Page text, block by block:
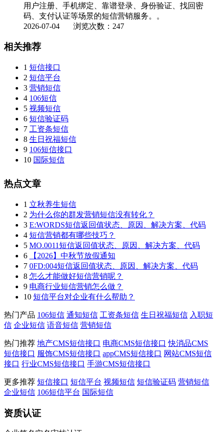
用户注册、手机绑定、靠谱登录、身份验证、找回密
码、支付认证等场景的短信营销服务。。
2026-07-04 浏览次数：247
相关推荐
1 短信接口
2 短信平台
3 营销短信
4 106短信
5 视频短信
6 短信验证码
7 工资条短信
8 生日祝福短信
9 106短信接口
10 国际短信
热点文章
1 立秋养生短信
2 为什么你的群发营销短信没有转化？
3 E:WORDS短信返回值状态、原因、解决方案、代码
4 短信营销都有哪些技巧？
5 MO.0011短信返回值状态、原因、解决方案、代码
6
【2026】中秋节放假通知
7 0FD:004短信返回值状态、原因、解决方案、代码
8 怎么才能做好短信营销呢？
9 电商行业短信营销怎么做？
10 短信平台对企业有什么帮助？
热门产品 106短信 通知短信 工资条短信 生日祝福短信 入职短
信 企业短信 语音短信 营销短信
热门推荐 地产CMS短信接口 电商CMS短信接口 快消品CMS
短信接口 服饰CMS短信接口 appCMS短信接口 网站CMS短信
接口 行业CMS短信接口 手游CMS短信接口
更多推荐 短信接口 短信平台 视频短信 短信验证码 营销短信
企业短信 106短信平台 国际短信
资质认证